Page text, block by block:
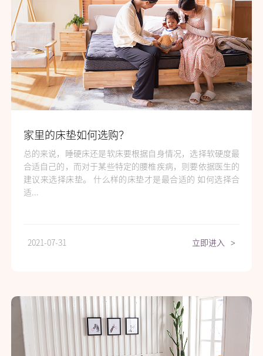
家里的床垫如何选购？
总的来说，睡硬床还是软床要根据自身情况，选择软硬度最
合适自己的，而对于某些特定的腰椎疾病，则要依据医生的
建议来选择床垫。 什么样的床垫才是最合适的 如何选择合
适...
2021-07-31 立即进入 >